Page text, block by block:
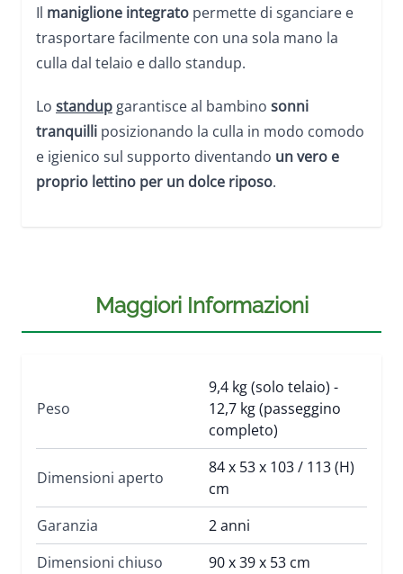
Il maniglione integrato permette di sganciare e
trasportare facilmente con una sola mano la
culla dal telaio e dallo standup.
Lo standup garantisce al bambino sonni
tranquilli posizionando la culla in modo comodo
e igienico sul supporto diventando un vero e
proprio lettino per un dolce riposo.
Maggiori Informazioni
Peso
9,4 kg (solo telaio) -
12,7 kg (passeggino
completo)
Dimensioni aperto
84 x 53 x 103 / 113 (H)
cm
Garanzia
2 anni
Dimensioni chiuso
90 x 39 x 53 cm